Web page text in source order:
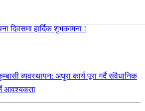
दिवसमा हार्दिक शुभकामना !
व्यवस्थापन: अधुरा कार्य पूरा गर्दै संवैधानिक
आवश्यकता